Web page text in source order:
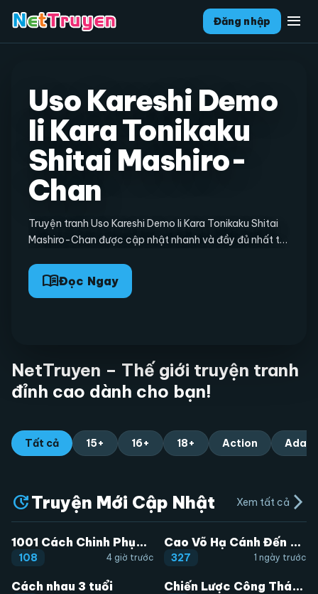
Đăng nhập menu
Uso Kareshi Demo
Ii Kara Tonikaku
Shitai Mashiro-
Chan
Truyện tranh Uso Kareshi Demo Ii Kara Tonikaku Shitai
Mashiro-Chan được cập nhật nhanh và đầy đủ nhất tại
sẻ, ủng hộ TruyenQQ ra các chương mới nhấ...
menu_bookĐọc Ngay
NetTruyen – Thế giới truyện tranh
đỉnh cao dành cho bạn!
Tất cả 15+ 16+ 18+ Action
Truyện Mới Cập Nhật Xem tất cả arrow_forward_ios
1001 Cách Chinh Phục Chồng Yêu
108 4 giờ trước
Cao Võ Hạ Cánh Đến Một Vạn Năm Sau
327 1 ngày trước
Cách nhau 3 tuổi Chiến Lược Công Tháp Của Phế Vật